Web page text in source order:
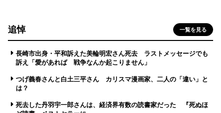
追悼 一覧を見る
長崎市出身・平和訴えた美輪明宏さん死去 ラストメッセージでも
訴え「愛があれば 戦争なんか起こりません」
つげ義春さんと白土三平さん カリスマ漫画家、二人の「違い」と
は？
死去した丹羽宇一郎さんは、経済界有数の読書家だった 『死ぬほ